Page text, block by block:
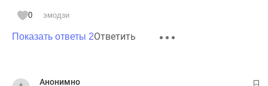
0 эмодзи
Показать ответы 2Ответить
Анонимно